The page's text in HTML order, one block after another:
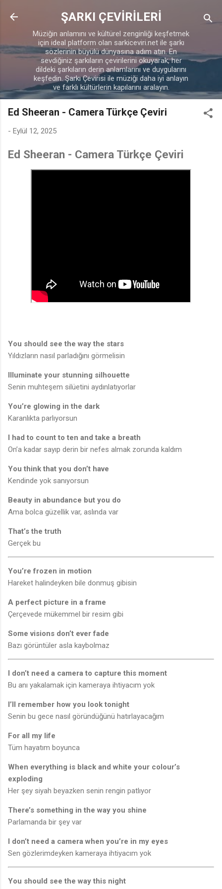
Ana içeriğe atla
ŞARKI ÇEVİRİLERİ
Müziğin anlamını ve kültürel zenginliği keşfetmek
için ideal platform olan sarkiceviri.net ile şarkı
sözlerinin büyülü dünyasına adım atın. En
sevdiğiniz şarkıların çevirilerini okuyarak, her
dildeki şarkıların derin anlamlarını ve duygularını
keşfedin. Şarkı Çevirisi ile müziği daha iyi anlayın
ve farklı kültürlerin kapılarını aralayın.
Ed Sheeran - Camera Türkçe Çeviri
- Eylül 12, 2025
Ed Sheeran - Camera Türkçe Çeviri
You should see the way the stars
Yıldızların nasıl parladığını görmelisin
Illuminate your stunning silhouette
Senin muhteşem silüetini aydınlatıyorlar
You’re glowing in the dark
Karanlıkta parlıyorsun
I had to count to ten and take a breath
On’a kadar sayıp derin bir nefes almak zorunda kaldım
You think that you don’t have
Kendinde yok sanıyorsun
Beauty in abundance but you do
Ama bolca güzellik var, aslında var
That’s the truth
Gerçek bu
You’re frozen in motion
Hareket halindeyken bile donmuş gibisin
A perfect picture in a frame
Çerçevede mükemmel bir resim gibi
Some visions don’t ever fade
Bazı görüntüler asla kaybolmaz
I don’t need a camera to capture this moment
Bu anı yakalamak için kameraya ihtiyacım yok
I’ll remember how you look tonight
Senin bu gece nasıl göründüğünü hatırlayacağım
For all my life
Tüm hayatım boyunca
When everything is black and white your colour’s
exploding
Her şey siyah beyazken senin rengin patlıyor
There’s something in the way you shine
Parlamanda bir şey var
I don’t need a camera when you’re in my eyes
Sen gözlerimdeyken kameraya ihtiyacım yok
You should see the way this night